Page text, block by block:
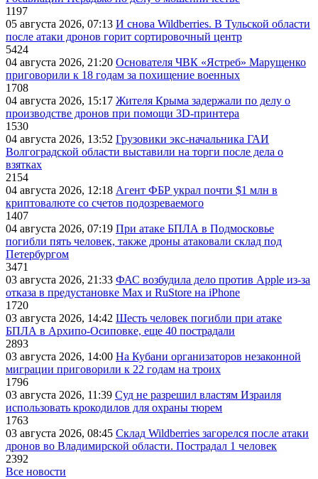
1197
05 августа 2026, 07:13 И снова Wildberries. В Тульской области
после атаки дронов горит сортировочный центр
5424
04 августа 2026, 21:20 Основателя ЧВК «Ястреб» Марущенко
приговорили к 18 годам за похищение военных
1708
04 августа 2026, 15:17 Жителя Крыма задержали по делу о
производстве дронов при помощи 3D‑принтера
1530
04 августа 2026, 13:52 Грузовики экс-начальника ГАИ
Волгоградской области выставили на торги после дела о
взятках
2154
04 августа 2026, 12:18 Агент ФБР украл почти $1 млн в
криптовалюте со счетов подозреваемого
1407
04 августа 2026, 07:19 При атаке БПЛА в Подмосковье
погибли пять человек, также дроны атаковали склад под
Петербургом
3471
03 августа 2026, 21:33 ФАС возбудила дело против Apple из-за
отказа в предустановке Max и RuStore на iPhone
1720
03 августа 2026, 14:42 Шесть человек погибли при атаке
БПЛА в Архипо-Осиповке, еще 40 пострадали
2893
03 августа 2026, 14:00 На Кубани организаторов незаконной
миграции приговорили к 22 годам на троих
1796
03 августа 2026, 11:39 Суд не разрешил властям Израиля
использовать крокодилов для охраны тюрем
1763
03 августа 2026, 08:45 Склад Wildberries загорелся после атаки
дронов во Владимирской области. Пострадал 1 человек
2392
Все новости